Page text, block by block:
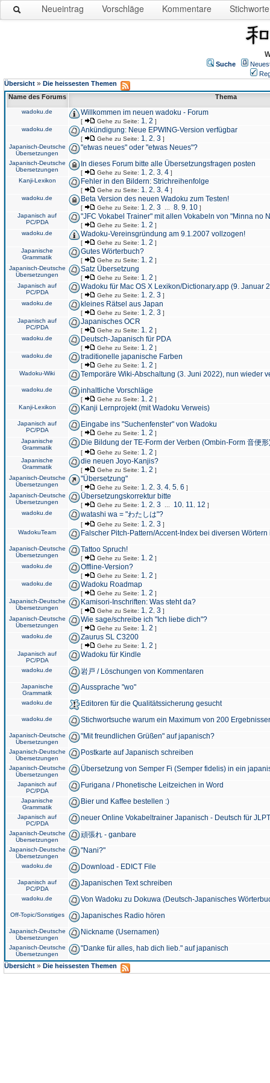
Neueintrag Vorschläge Kommentare Stichworte
Suche
Übersicht » Die heissesten Themen
Name des Forums
Thema
wadoku.de Willkommen im neuen wadoku - Forum
[ Gehe zu Seite: 1 2 ]
wadoku.de
Ankündigung: Neue EPWING-Version verfügbar
[ Gehe zu Seite: 1 2 3 ]
Japanisch-Deutsche
Übersetzungen
"etwas neues" oder "etwas Neues"?
Japanisch-Deutsche
Übersetzungen
In dieses Forum bitte alle Übersetzungsfragen posten
[ Gehe zu Seite: 1 2 3 4 ]
Kanji-Lexikon
Fehler in den Bildern: Strichreihenfolge
[ Gehe zu Seite: 1 2 3 4 ]
wadoku.de
Beta Version des neuen Wadoku zum Testen!
[ Gehe zu Seite: 1 2 3 8 9 10 ]
Japanisch auf
PC/PDA
"JFC Vokabel Trainer" mit allen Vokabeln von "Minna no
[ Gehe zu Seite: 1 2 ]
wadoku.de
Wadoku-Vereinsgründung am 9.1.2007 vollzogen!
[ Gehe zu Seite: 1 2 ]
Japanische
Grammatik
Gutes Wörterbuch?
[ Gehe zu Seite: 1 2 ]
Japanisch-Deutsche
Übersetzungen
Satz Übersetzung
[ Gehe zu Seite: 1 2 ]
Japanisch auf
PC/PDA
Wadoku für Mac OS X Lexikon/Dictionary.app (9. Januar
[ Gehe zu Seite: 1 2 3 ]
wadoku.de
kleines Rätsel aus Japan
[ Gehe zu Seite: 1 2 3 ]
Japanisch auf
PC/PDA
Japanisches OCR
[ Gehe zu Seite: 1 2 ]
wadoku.de
Deutsch-Japanisch für PDA
[ Gehe zu Seite: 1 2 ]
wadoku.de
traditionelle japanische Farben
[ Gehe zu Seite: 1 2 ]
Wadoku-Wiki
Temporäre Wiki-Abschaltung (3. Juni 2022), nun wieder
wadoku.de inhaltliche Vorschläge
[ Gehe zu Seite: 1 2 ]
Kanji-Lexikon
Kanji Lernprojekt (mit Wadoku Verweis)
Japanisch auf
PC/PDA
Eingabe ins "Suchenfenster" von Wadoku
[ Gehe zu Seite: 1 2 ]
Japanische
Grammatik
Die Bildung der TE-Form der Verben (Ombin-Form 音便形
[ Gehe zu Seite: 1 2 ]
Japanische
Grammatik
die neuen Joyo-Kanjis?
[ Gehe zu Seite: 1 2 ]
Japanisch-Deutsche
Übersetzungen
"Übersetzung"
[ Gehe zu Seite: 1 2 3 4 5 6 ]
Japanisch-Deutsche
Übersetzungen
Übersetzungskorrektur bitte
[ Gehe zu Seite: 1 2 3 10 11 12 ]
wadoku.de
watashi wa = "わたしは"?
[ Gehe zu Seite: 1 2 3 ]
WadokuTeam
Falscher Pitch-Pattern/Accent-Index bei diversen
Japanisch-Deutsche
Übersetzungen
Tattoo Spruch!
[ Gehe zu Seite: 1 2 ]
wadoku.de
Offline-Version?
[ Gehe zu Seite: 1 2 ]
wadoku.de
Wadoku Roadmap
[ Gehe zu Seite: 1 2 ]
Japanisch-Deutsche
Übersetzungen
Kamisori-Inschriften: Was steht da?
[ Gehe zu Seite: 1 2 3 ]
Japanisch-Deutsche
Übersetzungen
Wie sage/schreibe ich "Ich liebe dich"?
[ Gehe zu Seite: 1 2 ]
wadoku.de
Zaurus SL C3200
[ Gehe zu Seite: 1 2 ]
Japanisch auf
PC/PDA
Wadoku für Kindle
wadoku.de 岩戸 / Löschungen von Kommentaren
Japanische
Grammatik
Aussprache "wo"
wadoku.de Editoren für die Qualitätssicherung gesucht
wadoku.de Stichwortsuche warum ein Maximum von 200
Japanisch-Deutsche
Übersetzungen
"Mit freundlichen Grüßen" auf japanisch?
Japanisch-Deutsche
Übersetzungen
Postkarte auf Japanisch schreiben
Japanisch-Deutsche
Übersetzungen
Übersetzung von Semper Fi (Semper fidelis) in ein
Japanisch auf
PC/PDA
Furigana / Phonetische Leitzeichen in Word
Japanische
Grammatik
Bier und Kaffee bestellen :)
Japanisch auf
PC/PDA
neuer Online Vokabeltrainer Japanisch - Deutsch für
Japanisch-Deutsche
Übersetzungen
頑張れ - ganbare
Japanisch-Deutsche
Übersetzungen
"Nani?"
wadoku.de Download - EDICT File
Japanisch auf
PC/PDA
Japanischen Text schreiben
wadoku.de Von Wadoku zu Dokuwa (Deutsch-Japanisches
Off-Topic/Sonstiges Japanisches Radio hören
Japanisch-Deutsche
Übersetzungen
Nickname (Usernamen)
Japanisch-Deutsche
Übersetzungen
"Danke für alles, hab dich lieb." auf japanisch
Übersicht » Die heissesten Themen